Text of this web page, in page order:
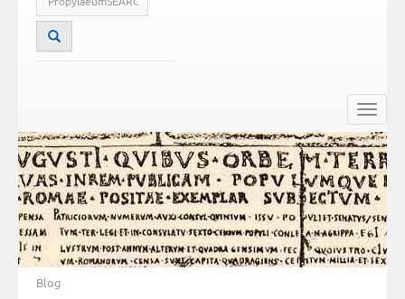
Toggle
Blog